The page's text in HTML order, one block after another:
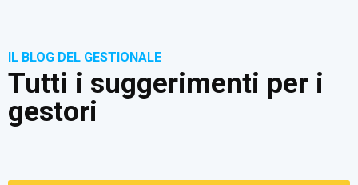
IL BLOG DEL GESTIONALE
Tutti i suggerimenti per i
gestori